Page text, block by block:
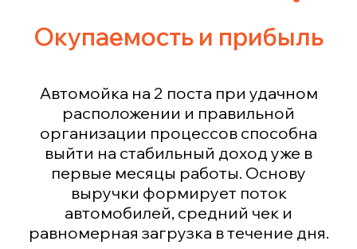
Окупаемость и прибыль
Автомойка на 2 поста при удачном
расположении и правильной
организации процессов способна
выйти на стабильный доход уже в
первые месяцы работы. Основу
выручки формирует поток
автомобилей, средний чек и
равномерная загрузка в течение дня.